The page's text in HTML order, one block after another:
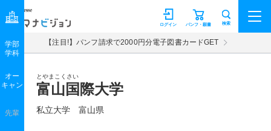
マナビジョン パンフ・願書
ログイン 検索
【注目!】パンフ請求で2000円分電子図書カードGET
とやまこくさい
富山国際大学
私立大学 富山県
学部
学科
オー
キャン
先輩